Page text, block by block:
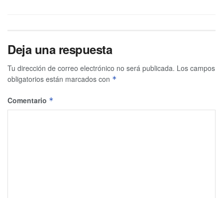
Deja una respuesta
Tu dirección de correo electrónico no será publicada. Los campos
obligatorios están marcados con *
Comentario *